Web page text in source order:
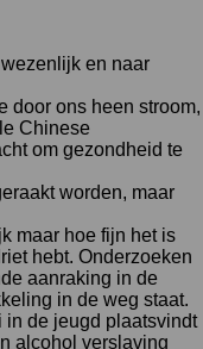
en naar
door ons heen stroom,
Chinese
om gezondheid te
worden, maar
maar hoe fijn het is
hebt. Onderzoeken
aanraking in de
in de weg staat.
in de jeugd plaatsvindt
alcohol verslaving